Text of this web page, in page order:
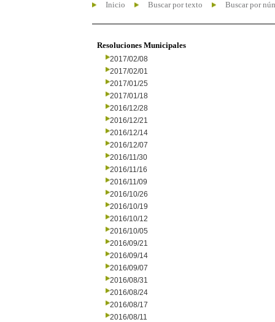
Inicio Buscar por texto Buscar por
Resoluciones Municipales
2017/02/08
2017/02/01
2017/01/25
2017/01/18
2016/12/28
2016/12/21
2016/12/14
2016/12/07
2016/11/30
2016/11/16
2016/11/09
2016/10/26
2016/10/19
2016/10/12
2016/10/05
2016/09/21
2016/09/14
2016/09/07
2016/08/31
2016/08/24
2016/08/17
2016/08/11